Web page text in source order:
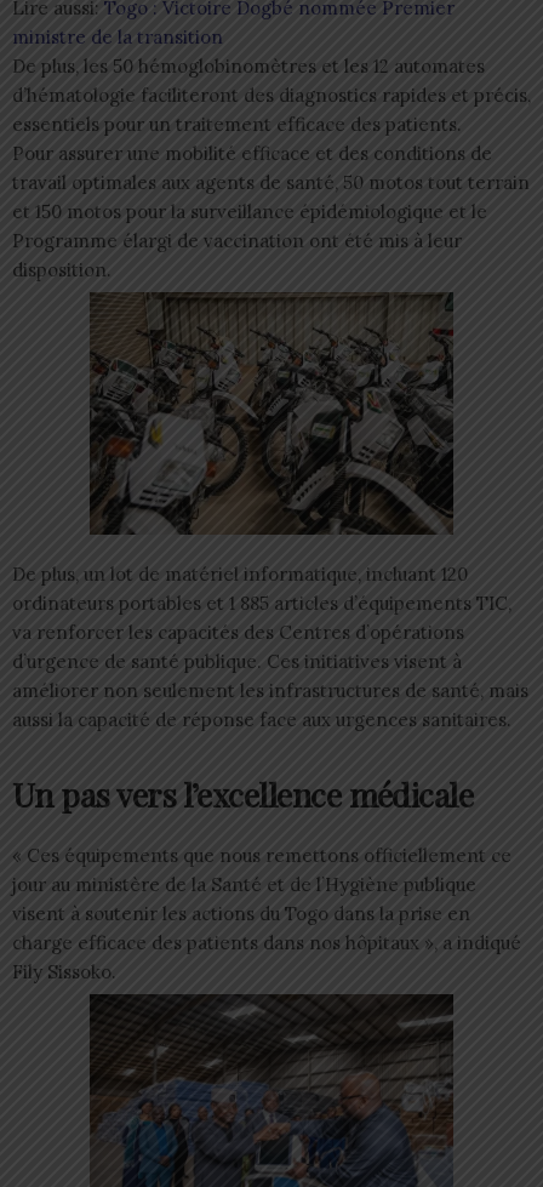
Lire aussi: Togo : Victoire Dogbé nommée Premier
ministre de la transition
De plus, les 50 hémoglobinomètres et les 12 automates
d’hématologie faciliteront des diagnostics rapides et précis,
essentiels pour un traitement efficace des patients.
Pour assurer une mobilité efficace et des conditions de
travail optimales aux agents de santé, 50 motos tout terrain
et 150 motos pour la surveillance épidémiologique et le
Programme élargi de vaccination ont été mis à leur
disposition.
De plus, un lot de matériel informatique, incluant 120
ordinateurs portables et 1 885 articles d’équipements TIC,
va renforcer les capacités des Centres d’opérations
d’urgence de santé publique. Ces initiatives visent à
améliorer non seulement les infrastructures de santé, mais
aussi la capacité de réponse face aux urgences sanitaires.
Un pas vers l’excellence médicale
« Ces équipements que nous remettons officiellement ce
jour au ministère de la Santé et de l’Hygiène publique
visent à soutenir les actions du Togo dans la prise en
charge efficace des patients dans nos hôpitaux », a indiqué
Fily Sissoko.